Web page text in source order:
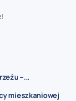
–...
mieszkaniowej